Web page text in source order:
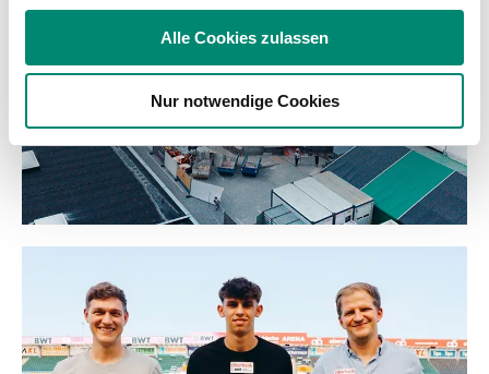
Partner führen diese Informationen möglicherweise mit
weiteren Daten zusammen, die Sie ihnen bereitgestellt
haben oder die sie im Rahmen Ihrer Nutzung der Dienste
gesammelt haben.
Weitere Details, insbesondere zu Speicherdauer und
Alle Cookies zulassen
Nur notwendige Cookies